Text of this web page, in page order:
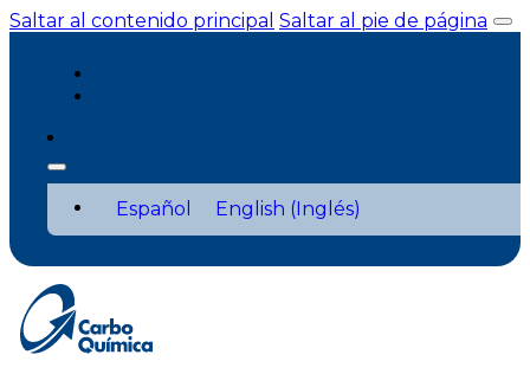
Saltar al contenido principal Saltar al pie de página
Español English (Inglés)